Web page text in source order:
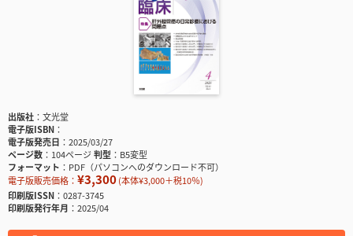
出版社
文光堂
電子版ISBN
電子版発売日
2025/03/27
ページ数
104ページ判型
B5変型
フォーマット
PDF（パソコンへのダウンロード不可）
電子版販売価格： ¥3,300(本体¥3,000＋税10％)
印刷版ISSN
0287-3745
印刷版発行年月
2025/04